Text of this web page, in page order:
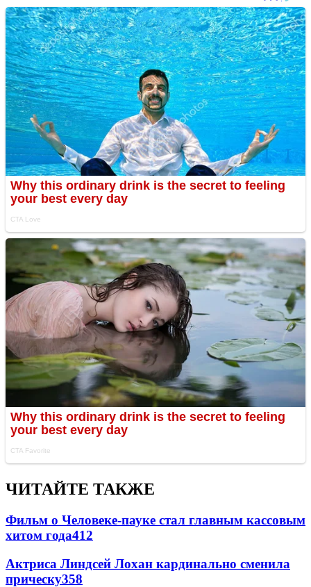
ЧИТАЙТЕ ТАКЖЕ
Фильм о Человеке-пауке стал главным кассовым
хитом года412
Актриса Линдсей Лохан кардинально сменила
прическу358